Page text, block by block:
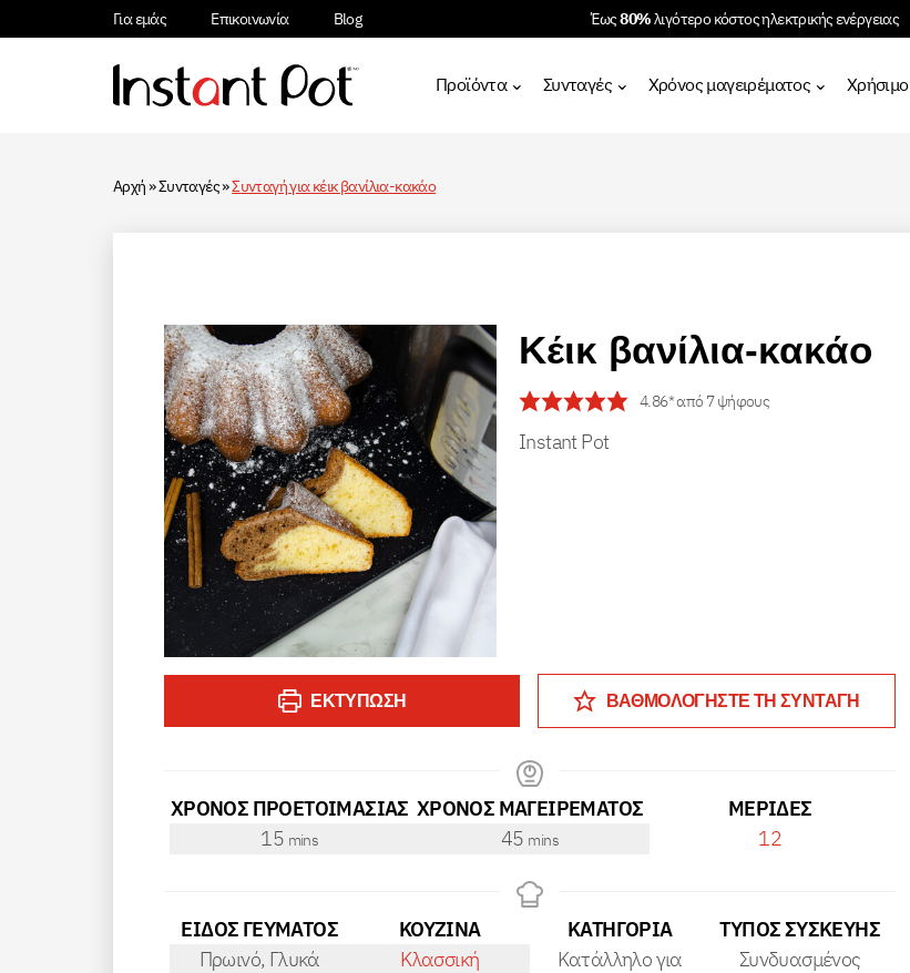
Για εμάς Επικοινωνία Blog Έως80%λιγότερο κόστος ηλεκτρικής ενέργειας
Προϊόντα Συνταγές Χρόνος μαγειρέματος Χρήσιμο
Αρχή»Συνταγές»Συνταγή για κέικ βανίλια-κακάο
Κέικ βανίλια-κακάο
4.86* από 7ψήφους
Instant Pot
ΕΚΤΎΠΩΣΗ ΒΑΘΜΟΛΟΓΗΣΤΕ ΤΗ ΣΥΝΤΑΓΗ
ΧΡΟΝΟΣ ΠΡΟΕΤΟΙΜΑΣΙΑΣ
15minutes
mins
ΧΡΟΝΟΣ ΜΑΓΕΙΡΕΜΑΤΟΣ
45minutes
mins
ΜΕΡΊΔΕΣ
12
ΕΙΔΟΣ ΓΕΥΜΑΤΟΣ
Πρωινό, Γλυκά
ΚΟΥΖΙΝΑ
Κλασσική
ΚΑΤΗΓΟΡΊΑ
Κατάλληλο για
ΤΎΠΟΣ ΣΥΣΚΕΥΉΣ
Συνδυασμένος